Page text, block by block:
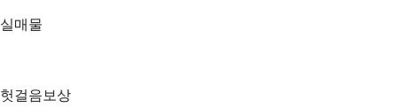
실매물
헛걸음보상